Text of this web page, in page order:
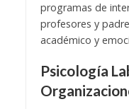
programas de
profesores y
académico y
Psicología